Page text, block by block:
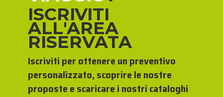
ISCRIVITI
ALL'AREA
RISERVATA
Iscriviti per ottenere un preventivo
personalizzato, scoprire le nostre
proposte e scaricare i nostri cataloghi